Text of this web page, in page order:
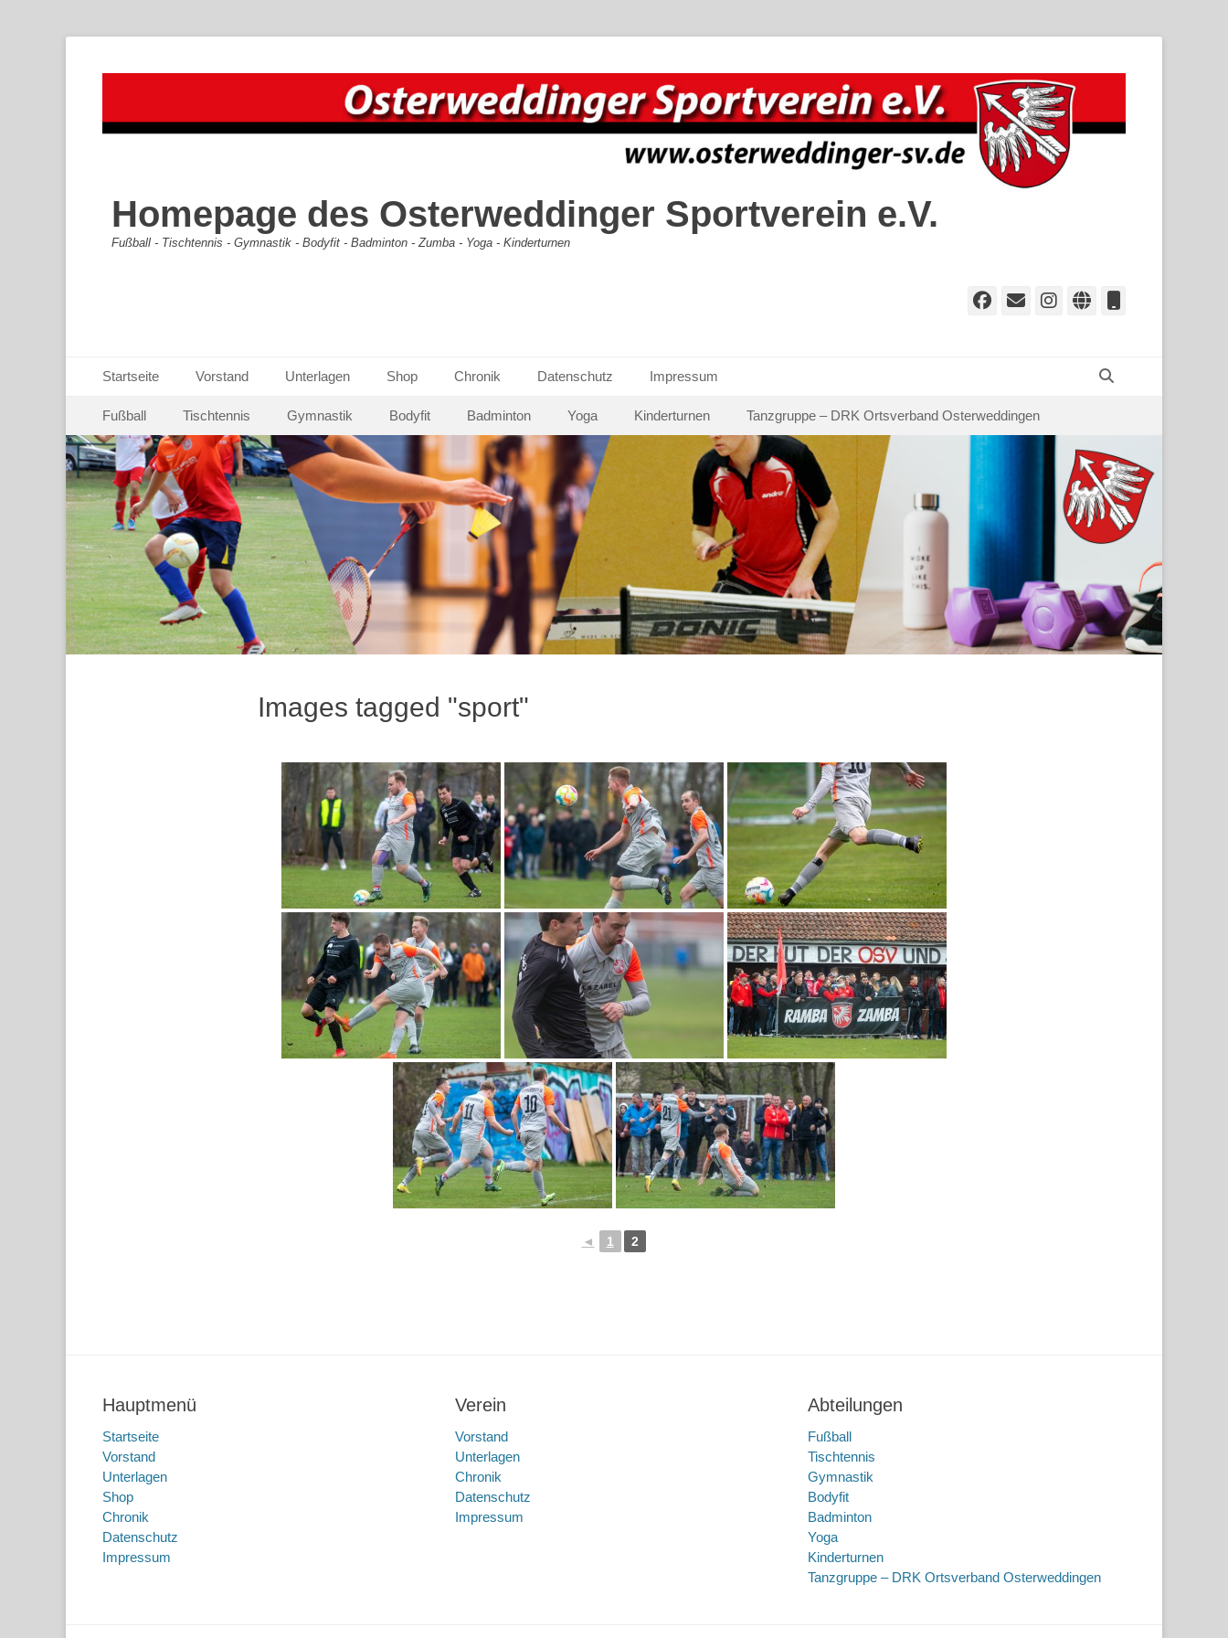
Homepage des Osterweddinger Sportverein e.V.
Fußball - Tischtennis - Gymnastik - Bodyfit - Badminton - Zumba - Yoga - Kinderturnen
Facebook
E-
Instagram
Website
Telefon
Primäres Menü
Inhalt
Startseite Vorstand Unterlagen Shop Chronik Datenschutz Impressum
Sekundäres Menü
Inhalt
springen
Fußball Tischtennis Gymnastik Bodyfit Badminton Yoga Kinderturnen Tanzgruppe – DRK Ortsverband Osterweddingen
Images tagged "sport"
◄ 1 2
Hauptmenü
Startseite
Vorstand
Unterlagen
Shop
Chronik
Datenschutz
Impressum
Verein
Vorstand
Unterlagen
Chronik
Datenschutz
Impressum
Abteilungen
Fußball
Tischtennis
Gymnastik
Bodyfit
Badminton
Yoga
Kinderturnen
Tanzgruppe – DRK Ortsverband Osterweddingen